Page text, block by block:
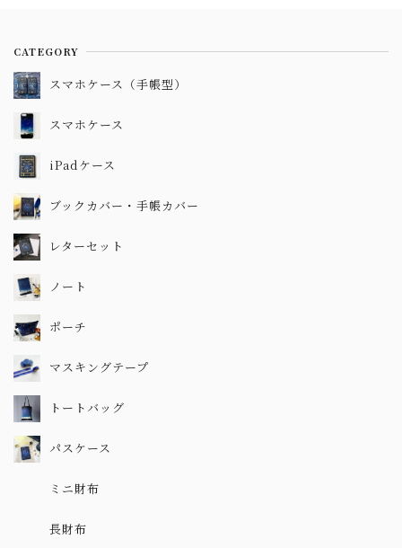
CATEGORY
スマホケース（手帳型）
スマホケース
iPadケース
ブックカバー・手帳カバー
レターセット
ノート
ポーチ
マスキングテープ
トートバッグ
パスケース
ミニ財布
長財布